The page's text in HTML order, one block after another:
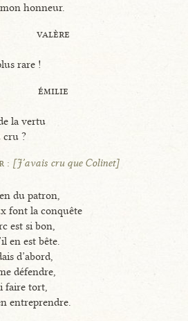
honneur.
valère
rare !
émilie
la vertu
cru ?
: [J’avais cru que Colinet]
du patron,
font la conquête
est si bon,
en est bête.
d’abord,
défendre,
faire tort,
entreprendre.